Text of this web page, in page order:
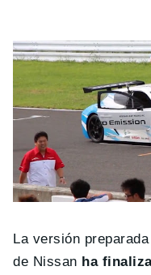
La versión
de Nissan ha